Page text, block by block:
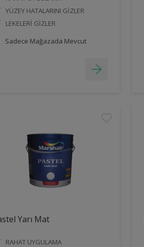
YÜZEY HATALARINI GİZLER
LEKELERİ GİZLER
Sadece Mağazada Mevcut
Yarı Mat
RAHAT UYGULAMA